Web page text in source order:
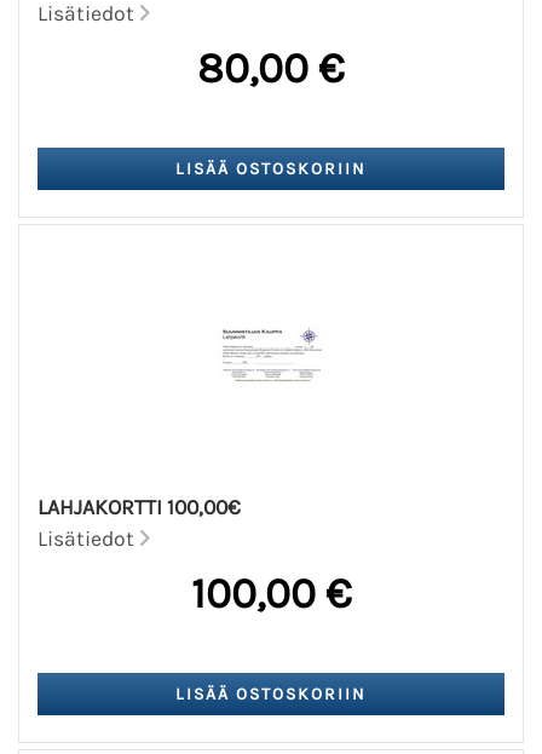
Lisätiedot
80,00 €
LAHJAKORTTI 100,00€
Lisätiedot
100,00 €